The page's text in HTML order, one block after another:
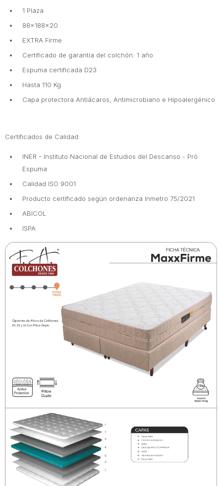
1 Plaza
88x188x20
EXTRA Firme
Certificado de garantía del colchón: 1 año
Espuma certificada D23
Hasta 110 Kg.
Capa protectora Antiácaros, Antimicrobiano e Hipoalergénico
Certificados de Calidad:
INER - Instituto Nacional de Estudios del Descanso - Pró
Espuma
Calidad ISO 9001
Producto certificado según ordenanza Inmetro 75/2021
ABICOL
ISPA